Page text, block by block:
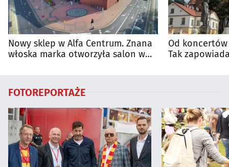
Nowy sklep w Alfa Centrum. Znana
włoska marka otworzyła salon w
Od
Tak
FOTOREPORTAŻE